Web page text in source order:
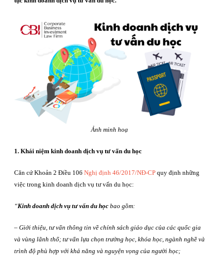
Ảnh minh hoạ
1. Khái niệm kinh doanh dịch vụ tư vấn du học
Căn cứ Khoản 2 Điều 106 Nghị định 46/2017/NĐ-CP quy định những
việc trong kinh doanh dịch vụ tư vấn du học:
“Kinh doanh dịch vụ tư vấn du học bao gồm:
– Giới thiệu, tư vấn thông tin về chính sách giáo dục của các quốc gia
và vùng lãnh thổ; tư vấn lựa chọn trường học, khóa học, ngành nghề và
trình độ phù hợp với khả năng và nguyện vọng của người học;